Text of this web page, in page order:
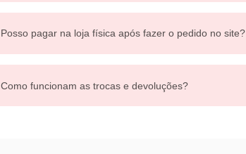
Posso pagar na loja física após fazer o pedido no site?
Como funcionam as trocas e devoluções?